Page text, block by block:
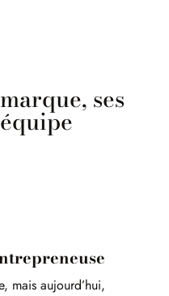
ses
mais aujourd’hui,